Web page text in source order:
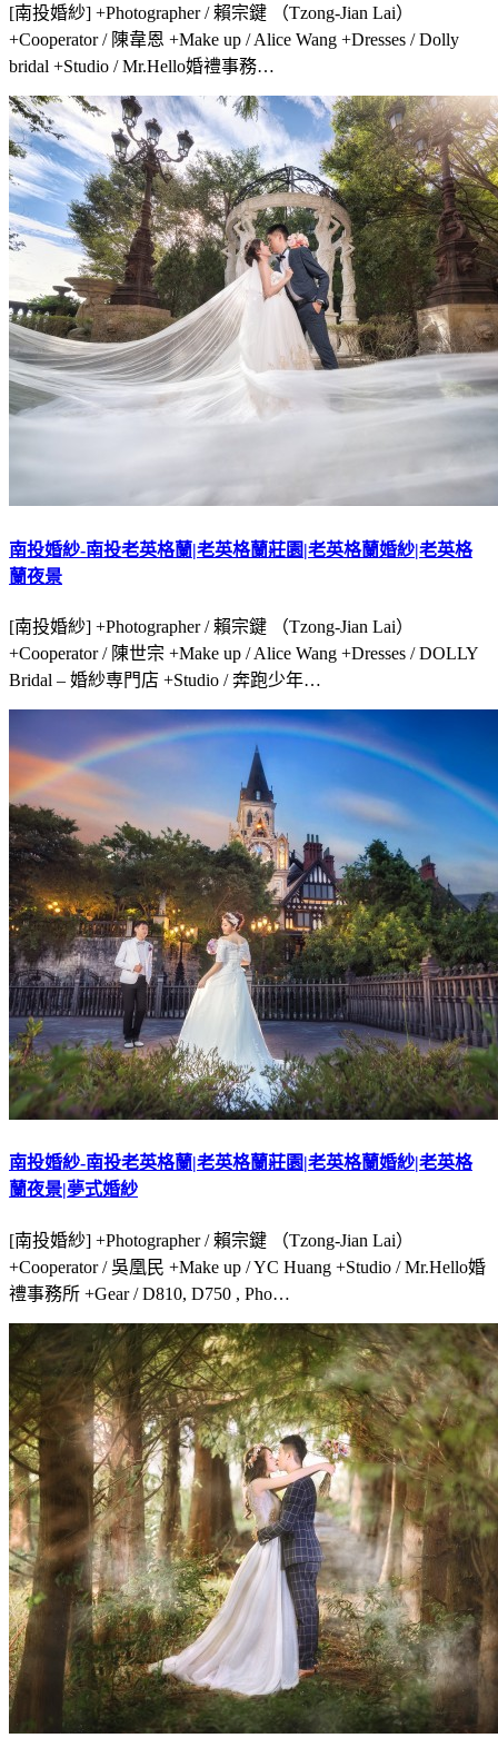
[南投婚紗] +Photographer / 賴宗鍵 （Tzong-Jian Lai）
+Cooperator / 陳韋恩 +Make up / Alice Wang +Dresses / Dolly
bridal +Studio / Mr.Hello婚禮事務…
南投婚紗-南投老英格蘭|老英格蘭莊園|老英格蘭婚紗|老英格
蘭夜景
[南投婚紗] +Photographer / 賴宗鍵 （Tzong-Jian Lai）
+Cooperator / 陳世宗 +Make up / Alice Wang +Dresses / DOLLY
Bridal – 婚紗専門店 +Studio / 奔跑少年…
南投婚紗-南投老英格蘭|老英格蘭莊園|老英格蘭婚紗|老英格
蘭夜景|夢式婚紗
[南投婚紗] +Photographer / 賴宗鍵 （Tzong-Jian Lai）
+Cooperator / 吳凰民 +Make up / YC Huang +Studio / Mr.Hello婚
禮事務所 +Gear / D810, D750 , Pho…